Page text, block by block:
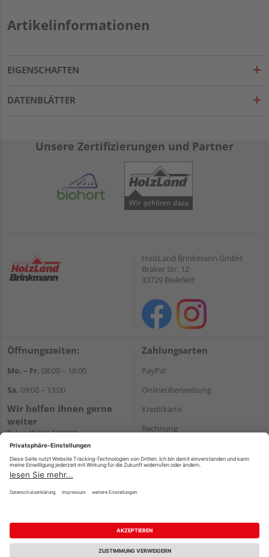
Artikelinformationen
EIGENSCHAFTEN
DATENBLÄTTER
Unsere Zertifizierungen und Partner
HolzLand Brinkmann GmbH
Braker Str. 12
33729 Bielefeld
Öffnungszeiten:
Mo. – Fr. 08:00 – 18:00
Sa. 09:00 – 13:00
Wir helfen Ihnen gerne
weiter
Tel.:+49 521 560320
E-Mail:shop@holzland-
brinkmann.de
Zahlungsarten
PayPal
Onlineüberweisung
Kreditkarte
Rechnung
Versand
Impressum AGB Widerruf
Datenschutz
Reservierungsbedingungen
Vertrag widerrufen